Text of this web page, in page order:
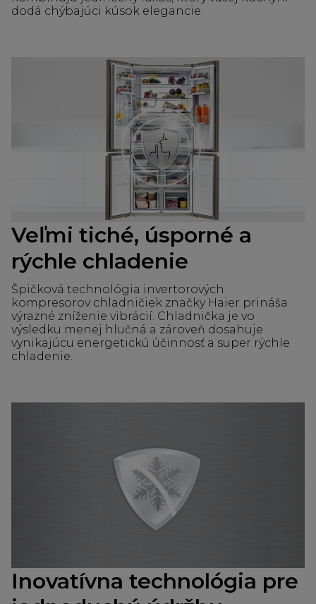
dodá chýbajúci kúsok elegancie.
Veľmi tiché, úsporné a
rýchle chladenie
Špičková technológia invertorových
kompresorov chladničiek značky Haier prináša
výrazné zníženie vibrácií. Chladnička je vo
výsledku menej hlučná a zároveň dosahuje
vynikajúcu energetickú účinnosť a super rýchle
chladenie.
Inovatívna technológia pre